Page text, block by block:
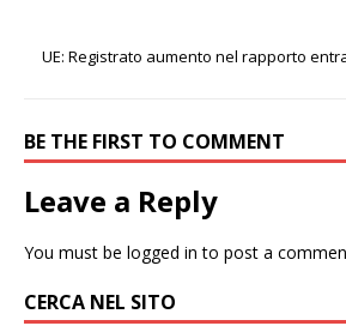
UE: Registrato aumento nel rapporto
BE THE FIRST TO COMMENT
Leave a Reply
You must be logged in to post a
CERCA NEL SITO